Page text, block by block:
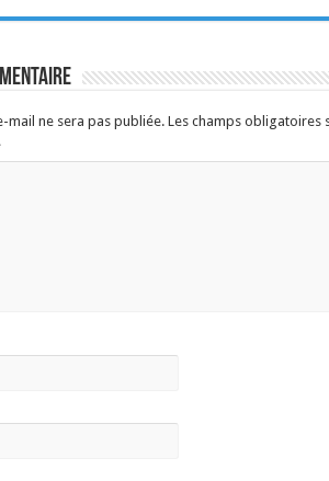
mail ne sera pas publiée. Les champs obligatoires